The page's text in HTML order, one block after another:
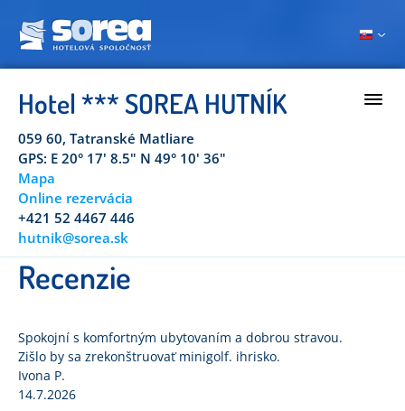
Hotel *** SOREA HUTNÍK
059 60, Tatranské Matliare
GPS: E 20° 17' 8.5" N 49° 10' 36"
Mapa
Online rezervácia
+421 52 4467 446
hutnik@sorea.sk
Recenzie
Spokojní s komfortným ubytovaním a dobrou stravou.
Zišlo by sa zrekonštruovať minigolf. ihrisko.
Ivona P.
14.7.2026